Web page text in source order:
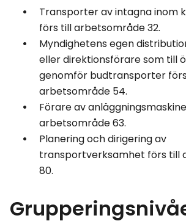
Transporter av intagna inom
förs till arbetsområde 32.
Myndighetens egen
eller direktionsförare som till
genomför budtransporter
arbetsområde 54.
Förare av
arbetsområde 63.
Planering och dirigering av
transportverksamhet förs till
80.